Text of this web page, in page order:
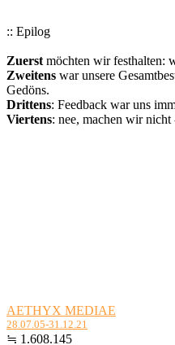
:: Epilog
Zuerst möchten wir festhalten:
Zweitens war unsere
Gedöns.
Drittens: Feedback war uns
Viertens: nee, machen wir
AETHYX MEDIAE
28.07.05-31.12.21
≒ 1.608.145